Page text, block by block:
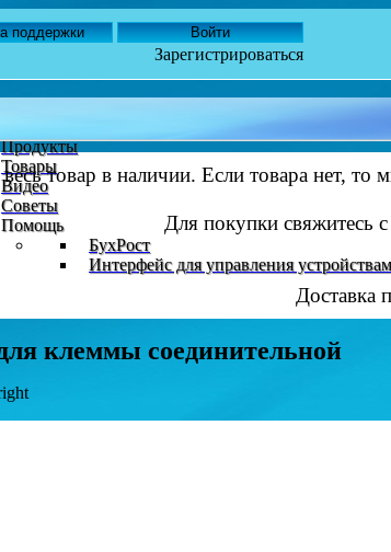
поддержки Войти
Зарегистрироваться
Продукты
Товары
Видео
Советы
Помощь
БухРост
Интерфейс для управления
товар в наличии. Если товара нет, то
Для покупки свяжитесь
Доставка
клеммы соединительной